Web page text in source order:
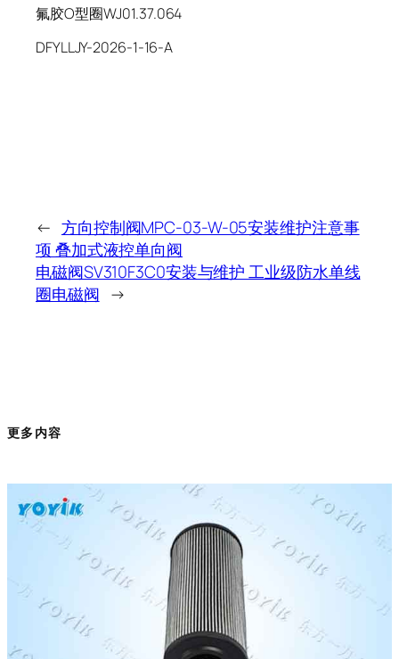
氟胶O型圈WJ01.37.064
DFYLLJY-2026-1-16-A
← 方向控制阀MPC-03-W-05安装维护注意事
项 叠加式液控单向阀
电磁阀SV310F3C0安装与维护 工业级防水单线
圈电磁阀 →
更多内容